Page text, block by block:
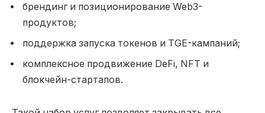
брендинг и позиционирование Web3-
продуктов;
поддержка запуска токенов и TGE-кампаний;
комплексное продвижение DeFi, NFT и
блокчейн-стартапов.